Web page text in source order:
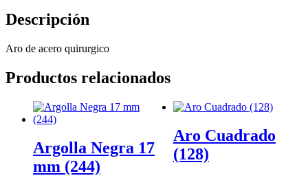
Descripción
Aro de acero quirurgico
Productos relacionados
Argolla Negra 17
mm (244)
Aro Cuadrado
(128)